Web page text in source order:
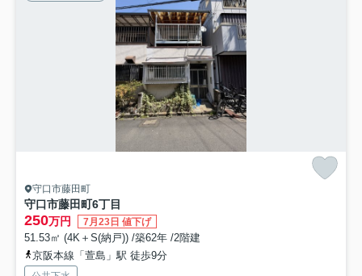
守口市藤田町
守口市藤田町6丁目
250万円 7月23日 値下げ
51.53㎡ (4K＋S(納戸)) /築62年 /2階建
京阪本線「萱島」駅 徒歩9分